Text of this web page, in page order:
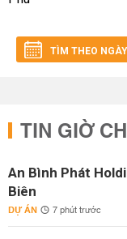
TÌM THEO NGÀY
TIN GIỜ
An Bình Phát
Biên
DỰ ÁN 7 phút trước